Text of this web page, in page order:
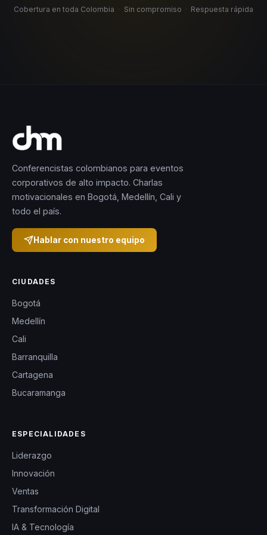
Cobertura en toda Colombia · Sin compromiso · Respuesta rápida
Conferencistas colombianos para eventos
corporativos de alto impacto. Charlas
motivacionales en Bogotá, Medellín, Cali y
todo el país.
Hablar con nuestro equipo
CIUDADES
Bogotá
Medellín
Cali
Barranquilla
Cartagena
Bucaramanga
ESPECIALIDADES
Liderazgo
Innovación
Ventas
Transformación Digital
IA & Tecnología